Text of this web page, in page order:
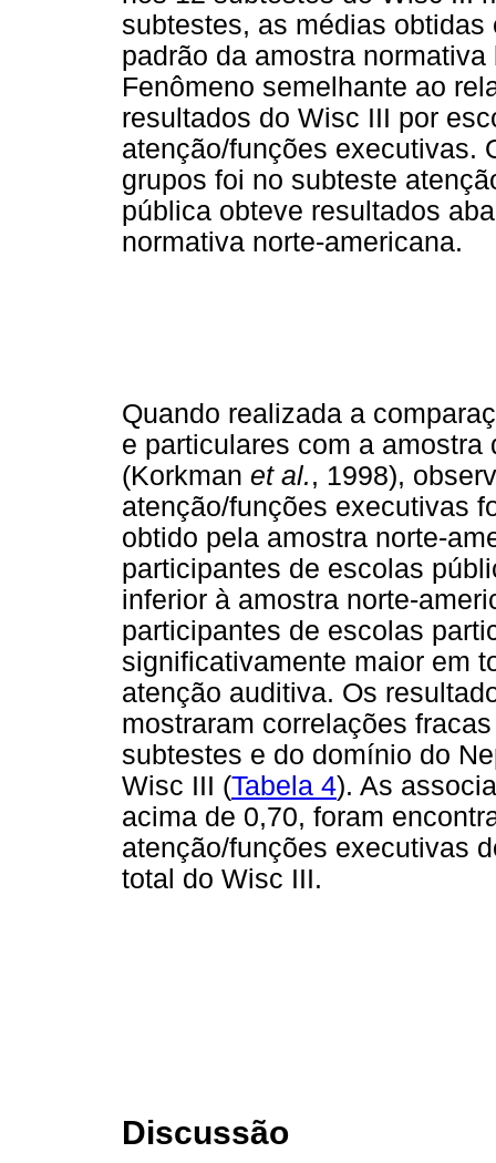
subtestes, as médias
padrão da amostra
Fenômeno semelhante ao
resultados do Wisc III por
atenção/funções executivas.
grupos foi no subteste
pública obteve resultados
normativa norte-americana.
Quando realizada a
e particulares com a
(Korkman et al., 1998),
atenção/funções executivas
obtido pela amostra norte-
participantes de escolas
inferior à amostra norte-
participantes de escolas
significativamente maior em
atenção auditiva. Os
mostraram correlações
subtestes e do domínio do
Wisc III (Tabela 4). As
acima de 0,70, foram
atenção/funções executivas
total do Wisc III.
Discussão